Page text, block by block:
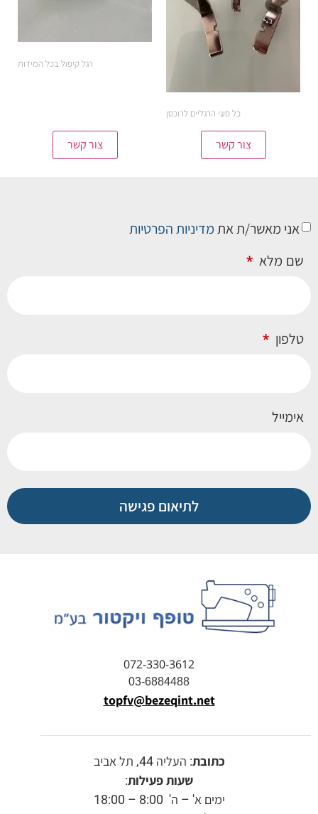
כל סוגי הרגליים לרוכסן
צור קשר
רגל קיפול בכל המידות
צור קשר
אני מאשר/ת אתמדיניות הפרטיות
שם מלא
טלפון
אימייל
לתיאום פגישה
072-330-3612
03-6884488
topfv@bezeqint.net
כתובת: העליה 44, תל אביב
שעות פעילות:
ימים א' – ה' 8:00 – 18:00